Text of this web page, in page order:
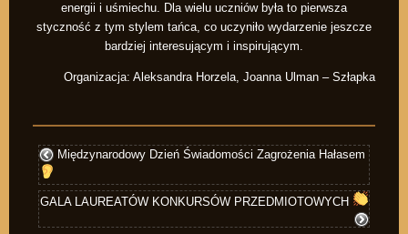
energii i uśmiechu. Dla wielu uczniów była to pierwsza
styczność z tym stylem tańca, co uczyniło wydarzenie jeszcze
bardziej interesującym i inspirującym.
Organizacja: Aleksandra Horzela, Joanna Ulman – Szłapka
Międzynarodowy Dzień Świadomości Zagrożenia Hałasem
GALA LAUREATÓW KONKURSÓW PRZEDMIOTOWYCH